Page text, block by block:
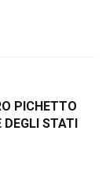
PICHETTO
DEGLI STATI